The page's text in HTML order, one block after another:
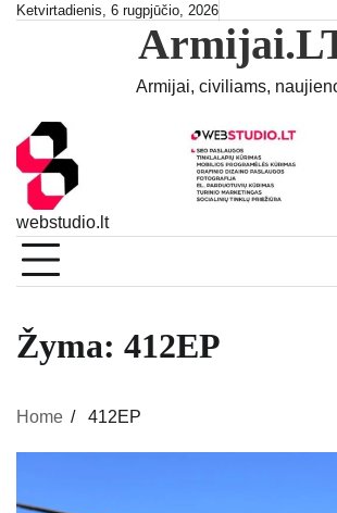
SkipKetvirtadienis, 6 rugpjūčio, 2026
Armijai, civiliams,
webstudio.lt
Žyma: 412EP
Home 412EP